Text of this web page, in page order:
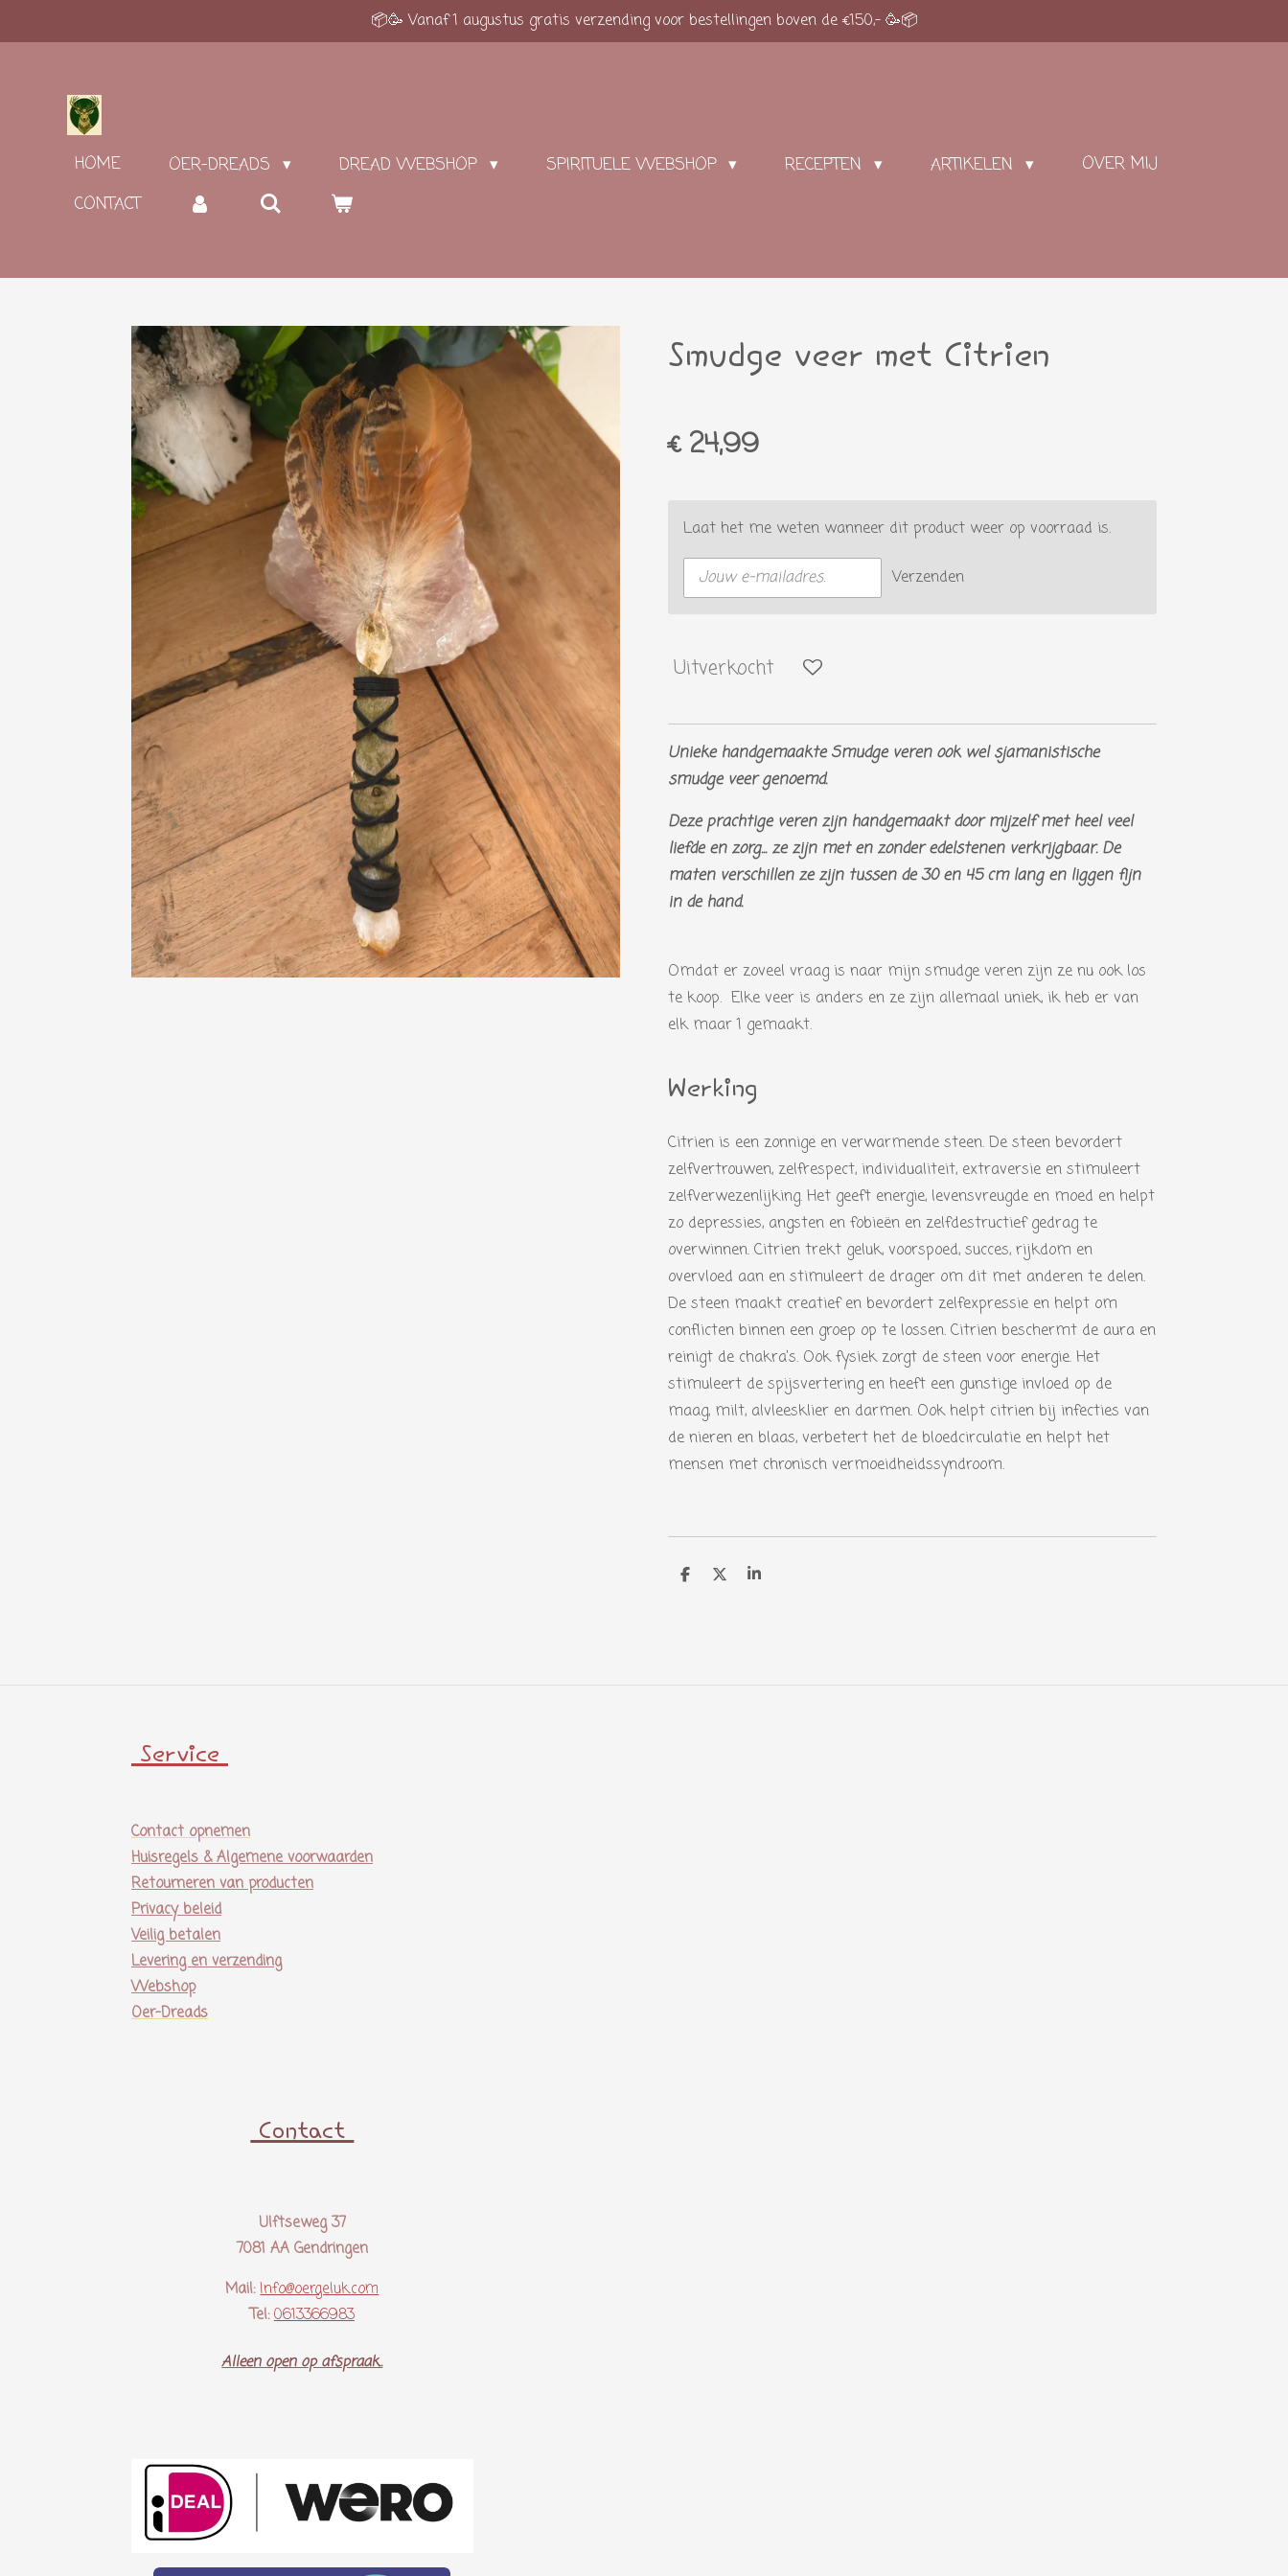
hoofdinhoud
📦🥳 Vanaf 1 augustus gratis verzending voor bestellingen boven de €150,- 🥳📦
HOME OER-DREADS DREAD WEBSHOP SPIRITUELE WEBSHOP RECEPTEN ARTIKELEN
OVER MIJ
CONTACT
Smudge veer met Citrien
€ 24,99
Laat het me weten wanneer dit product weer op voorraad is.
Verzenden
Uitverkocht
Unieke handgemaakte Smudge veren ook wel sjamanistische
smudge veer genoemd.
Deze prachtige veren zijn handgemaakt door mijzelf met heel veel
liefde en zorg... ze zijn met en zonder edelstenen verkrijgbaar. De
maten verschillen ze zijn tussen de 30 en 45 cm lang en liggen fijn
in de hand.
Omdat er zoveel vraag is naar mijn smudge veren zijn ze nu ook los
te koop. Elke veer is anders en ze zijn allemaal uniek, ik heb er van
elk maar 1 gemaakt.
Werking
Citrien is een zonnige en verwarmende steen. De steen bevordert
zelfvertrouwen, zelfrespect, individualiteit, extraversie en stimuleert
zelfverwezenlijking. Het geeft energie, levensvreugde en moed en helpt
zo depressies, angsten en fobieën en zelfdestructief gedrag te
overwinnen. Citrien trekt geluk, voorspoed, succes, rijkdom en
overvloed aan en stimuleert de drager om dit met anderen te delen.
De steen maakt creatief en bevordert zelfexpressie en helpt om
conflicten binnen een groep op te lossen. Citrien beschermt de aura en
reinigt de chakra’s. Ook fysiek zorgt de steen voor energie. Het
stimuleert de spijsvertering en heeft een gunstige invloed op de
maag, milt, alvleesklier en darmen. Ook helpt citrien bij infecties van
de nieren en blaas, verbetert het de bloedcirculatie en helpt het
mensen met chronisch vermoeidheidssyndroom.
D D S
Service
Contact opnemen
Huisregels & Algemene voorwaarden
Retourneren van producten
Privacy beleid
Veilig betalen
Levering en verzending
Webshop
Oer-Dreads
Contact
Ulftseweg 37
7081 AA Gendringen
Mail: Info@oergeluk.com
Tel: 0613366983
Alleen open op afspraak..